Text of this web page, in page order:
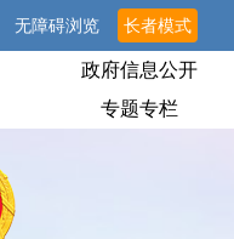
无障碍浏览 长者模式
政府信息公开
专题专栏